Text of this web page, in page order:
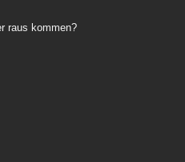
raus kommen?